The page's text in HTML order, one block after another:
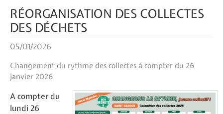
RÉORGANISATION DES COLLECTES
DES DÉCHETS
05/01/2026
Changement du rythme des collectes à compter du 26
janvier 2026
A compter du
lundi 26